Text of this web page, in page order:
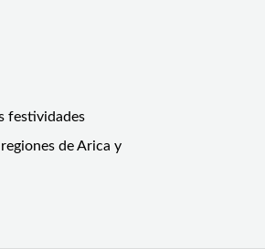
festividades
de Arica y